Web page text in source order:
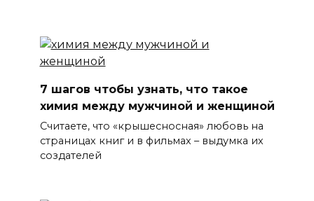
7 шагов чтобы узнать, что такое
химия между мужчиной и женщиной
Считаете, что «крышесносная» любовь на
страницах книг и в фильмах – выдумка их
создателей